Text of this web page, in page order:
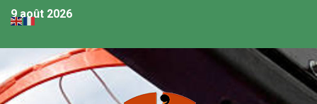
9 août 2026